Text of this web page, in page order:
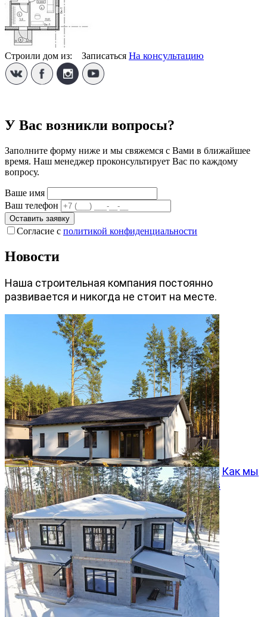
Строили дом из: Записаться На консультацию
У Вас возникли вопросы?
Заполните форму ниже и мы свяжемся с Вами в ближайшее
время. Наш менеджер проконсультирует Вас по каждому
вопросу.
Ваше имя
Ваш телефон
Оставить заявку
Согласие с политикой конфиденциальности
Новости
Наша строительная компания постоянно
развивается и никогда не стоит на месте.
Как мы
превращаем типовой проект Хвойный 96 в
особенный дом
05.08.2026